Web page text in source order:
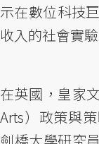
示在數位科技
收入的社會實驗
在英國，皇家
Arts）政策與